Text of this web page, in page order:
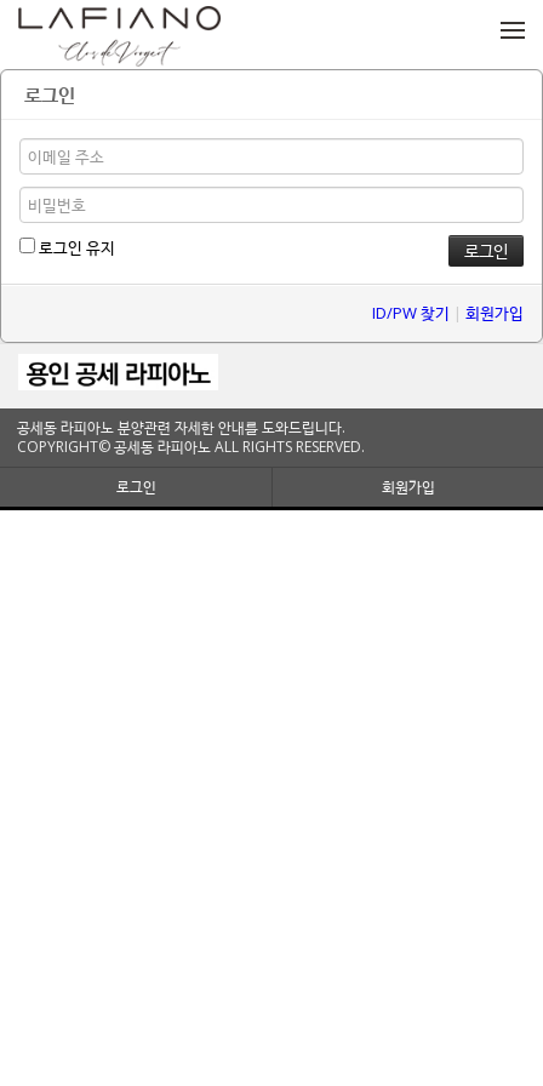
로그인
로그인 유지
ID/PW 찾기 | 회원가입
공세동 라피아노 분양관련 자세한 안내를 도와드립니다.
COPYRIGHT© 공세동 라피아노 ALL RIGHTS RESERVED.
로그인
회원가입